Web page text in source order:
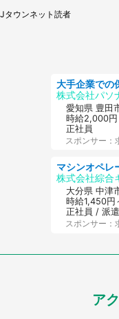
ていて（神奈川県・60代
Jタウンネット読者
株式会社パソ
愛知県 豊田
時給2,000円
正社員
スポンサー：
株式会社綜合
大分県 中津
時給1,450円
正社員 / 派
スポンサー：
ア